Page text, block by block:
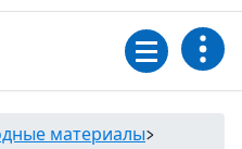
материалы>